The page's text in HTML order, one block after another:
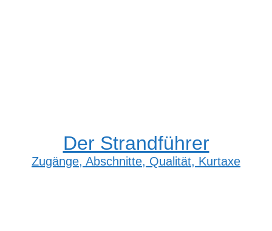
Der Strandführer
Zugänge, Abschnitte, Qualität, Kurtaxe